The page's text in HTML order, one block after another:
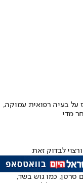
על בעיה רפואית עמוקה,
מדי
לבדוק זאת
סרטן, כמו גוש בשד,